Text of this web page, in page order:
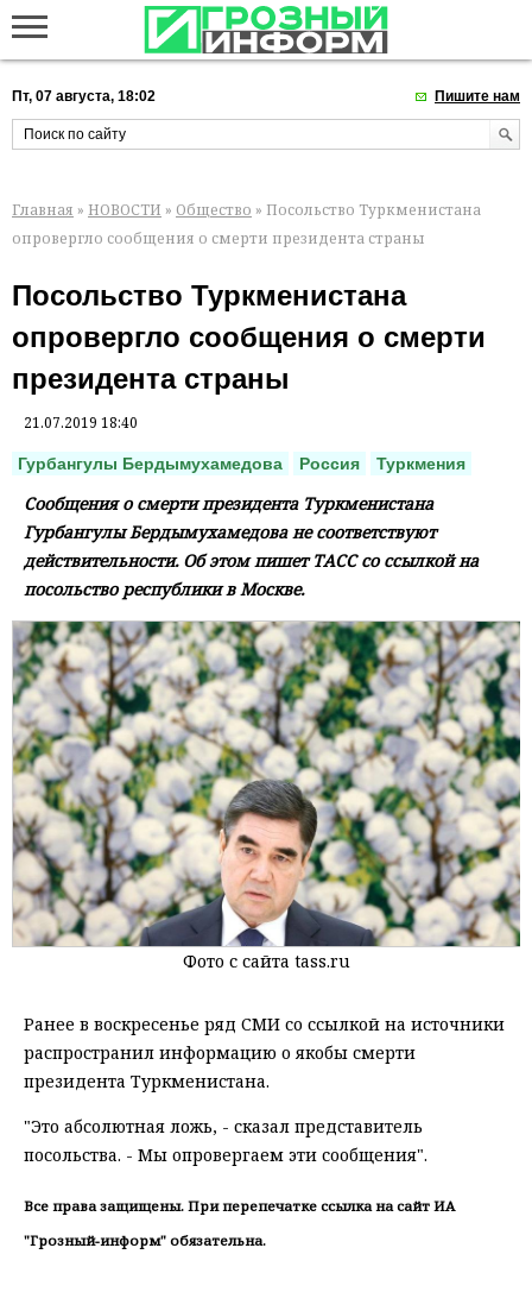
Пт, 07 августа, 18:02 Пишите нам
Главная » НОВОСТИ » Общество » Посольство Туркменистана
опровергло сообщения о смерти президента страны
Посольство Туркменистана
опровергло сообщения о смерти
президента страны
21.07.2019 18:40
Гурбангулы Бердымухамедова Россия Туркмения
Сообщения о смерти президента Туркменистана
Гурбангулы Бердымухамедова не соответствуют
действительности. Об этом пишет ТАСС со ссылкой на
посольство республики в Москве.
Фото с сайта tass.ru
Ранее в воскресенье ряд СМИ со ссылкой на источники
распространил информацию о якобы смерти
президента Туркменистана.
"Это абсолютная ложь, - сказал представитель
посольства. - Мы опровергаем эти сообщения".
Все права защищены. При перепечатке ссылка на сайт ИА
"Грозный-информ" обязательна.